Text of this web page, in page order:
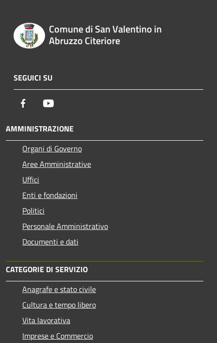
Comune di San Valentino in
Abruzzo Citeriore
SEGUICI SU
Facebook
AMMINISTRAZIONE
Organi di Governo
Aree Amministrative
Uffici
Enti e fondazioni
Politici
Personale Amministrativo
Documenti e dati
CATEGORIE DI SERVIZIO
Anagrafe e stato civile
Cultura e tempo libero
Vita lavorativa
Imprese e Commercio